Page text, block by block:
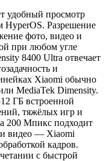
удобный просмотр
HyperOS. Разрешение
фото, видео и
при любом угле
8400 Ultra отвечает
и
Xiaomi обычно
MediaTek Dimensity.
ГБ встроенной
тяжёлых игр и
200 Мпикс подходит
и видео — Xiaomi
кадров.
с быстрой